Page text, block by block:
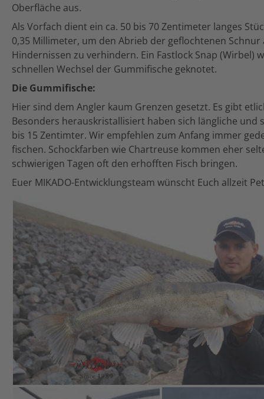
Oberfläche aus.
Als Vorfach dient ein ca. 50 bis 70 Zentimeter langes
0,35 Millimeter, um den Abrieb der geflochtenen
Hindernissen zu verhindern. Ein Fastlock Snap (Wirbel)
schnellen Wechsel der Gummifische geknotet.
Die Gummifische:
Hier sind dem Angler kaum Grenzen gesetzt. Es gibt
Besonders herauskristallisiert haben sich längliche und
bis 15 Zentimter. Wir empfehlen zum Anfang immer
fischen. Schockfarben wie Chartreuse kommen eher
schwierigen Tagen oft den erhofften Fisch bringen.
Euer MIKADO-Entwicklungsteam wünscht Euch allzeit